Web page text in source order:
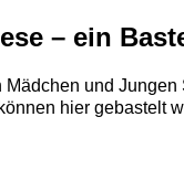
– ein
und
hier gebastelt